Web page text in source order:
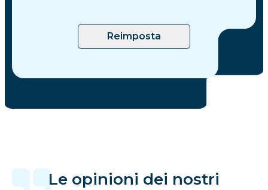
Reimposta
Le opinioni dei nostri